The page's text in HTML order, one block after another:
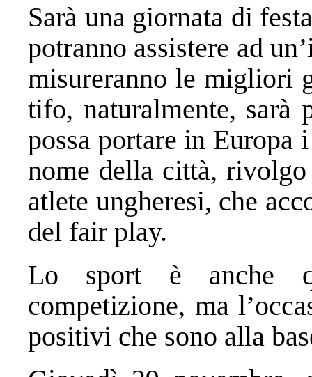
Sarà una giornata di
potranno assistere ad
misureranno le migliori
tifo, naturalmente, sarà
possa portare in Europa
nome della città,
atlete ungheresi, che
del fair play.
Lo sport è anche
competizione, ma
positivi che sono alla